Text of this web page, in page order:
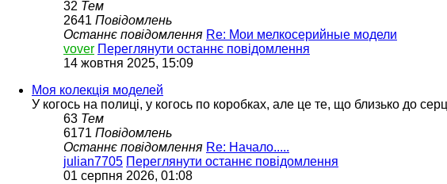
32 Тем
2641 Повідомлень
Останнє повідомлення Re: Мои мелкосерийные модели
vover Переглянути останнє повідомлення
14 жовтня 2025, 15:09
Моя колекція моделей
У когось на полиці, у когось по коробках, але це те, що близько до
63 Тем
6171 Повідомлень
Останнє повідомлення Re: Начало.....
julian7705 Переглянути останнє повідомлення
01 серпня 2026, 01:08